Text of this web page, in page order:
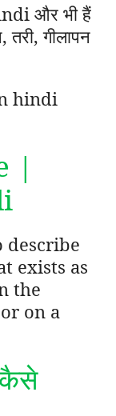
और भी हैं
गीलापन
hindi
|
describe
exists as
the
on a